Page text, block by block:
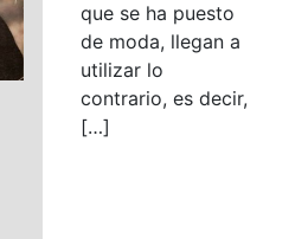
que se ha puesto
de moda, llegan a
utilizar lo
contrario, es decir,
[…]